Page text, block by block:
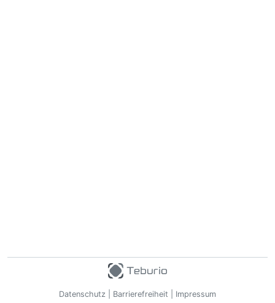
Datenschutz Barrierefreiheit Impressum